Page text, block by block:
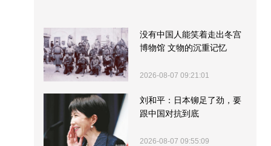
没有中国人能笑着走出冬宫
博物馆 文物的沉重记忆
2026-08-07 09:21:01
刘和平：日本铆足了劲，要
跟中国对抗到底
2026-08-07 09:55:09